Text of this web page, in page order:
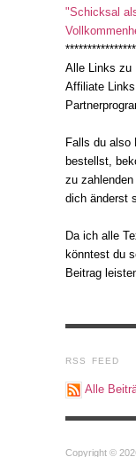
"Schicksal
Alle Links zu
Affiliate
Falls du also
bestellst,
zu
dich änderst
Da ich alle
könntest du
Beitrag
RSS FEED
Alle
Copyright ©